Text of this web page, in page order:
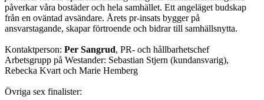
påverkar våra bostäder och hela samhället. Ett angeläget budskap
från en oväntad avsändare. Årets pr-insats bygger på
ansvarstagande, skapar förtroende och bidrar till samhällsnytta.
Kontaktperson: Per Sangrud, PR- och hållbarhetschef
Arbetsgrupp på Westander: Sebastian Stjern (kundansvarig),
Rebecka Kvart och Marie Hemberg
Övriga sex finalister: